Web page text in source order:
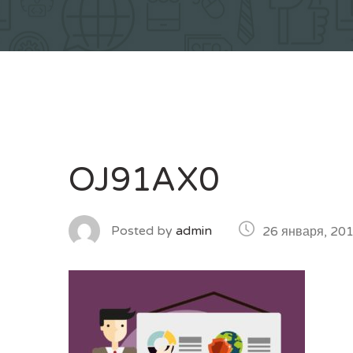
OJ91AX0
Posted by admin 26 января,